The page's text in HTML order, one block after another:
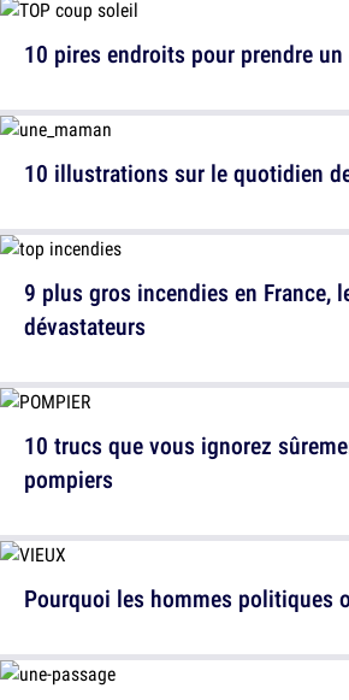
10 pires endroits pour prendre
9 plus gros incendies en France,
dévastateurs
Pourquoi les hommes politiques
10 illustrations sur le quotidien
10 trucs que vous ignorez
pompiers